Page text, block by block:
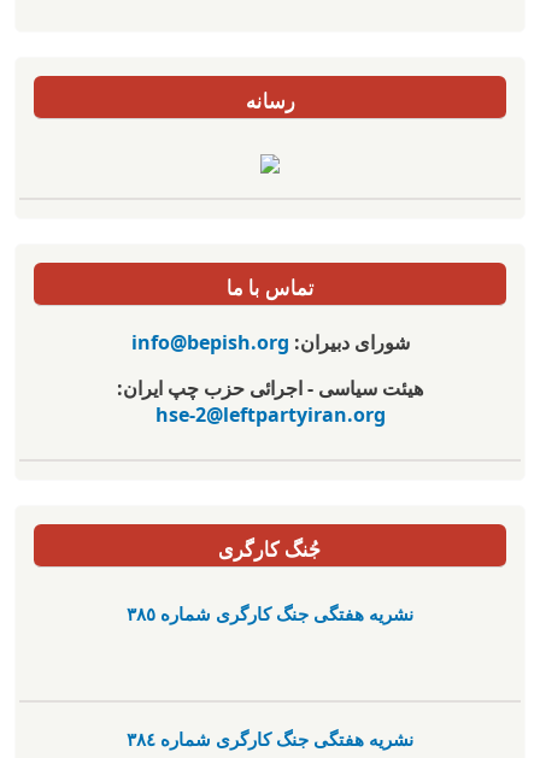
رسانه
تماس با ما
شورای دبیران:info@bepish.org
هیئت سیاسی - اجرائی حزب چپ ایران:
hse-2@leftpartyiran.org
جُنگ کارگری
نشریە هفتگی جنگ کارگری شمارە ٣٨٥
نشریە هفتگی جنگ کارگری شمارە ٣٨٤